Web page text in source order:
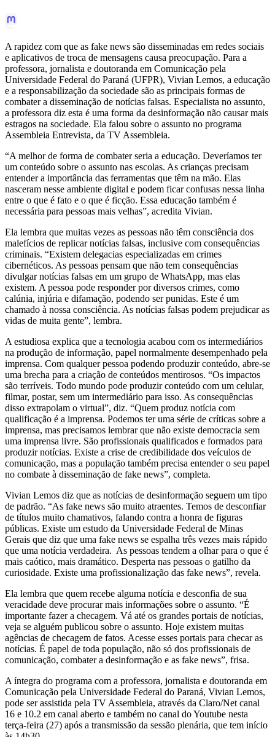
A rapidez com que as fake news são disseminadas em redes sociais
e aplicativos de troca de mensagens causa preocupação. Para a
professora, jornalista e doutoranda em Comunicação pela
Universidade Federal do Paraná (UFPR), Vivian Lemos, a educação
e a responsabilização da sociedade são as principais formas de
combater a disseminação de notícias falsas. Especialista no assunto,
a professora diz esta é uma forma da desinformação não causar mais
estragos na sociedade. Ela falou sobre o assunto no programa
Assembleia Entrevista, da TV Assembleia.
“A melhor de forma de combater seria a educação. Deveríamos ter
um conteúdo sobre o assunto nas escolas. As crianças precisam
entender a importância das ferramentas que têm na mão. Elas
nasceram nesse ambiente digital e podem ficar confusas nessa linha
entre o que é fato e o que é ficção. Essa educação também é
necessária para pessoas mais velhas”, acredita Vivian.
Ela lembra que muitas vezes as pessoas não têm consciência dos
malefícios de replicar notícias falsas, inclusive com consequências
criminais. “Existem delegacias especializadas em crimes
cibernéticos. As pessoas pensam que não tem consequências
divulgar notícias falsas em um grupo de WhatsApp, mas elas
existem. A pessoa pode responder por diversos crimes, como
calúnia, injúria e difamação, podendo ser punidas. Este é um
chamado à nossa consciência. As notícias falsas podem prejudicar as
vidas de muita gente”, lembra.
A estudiosa explica que a tecnologia acabou com os intermediários
na produção de informação, papel normalmente desempenhado pela
imprensa. Com qualquer pessoa podendo produzir conteúdo, abre-se
uma brecha para a criação de conteúdos mentirosos. “Os impactos
são terríveis. Todo mundo pode produzir conteúdo com um celular,
filmar, postar, sem um intermediário para isso. As consequências
disso extrapolam o virtual”, diz. “Quem produz notícia com
qualificação é a imprensa. Podemos ter uma série de críticas sobre a
imprensa, mas precisamos lembrar que não existe democracia sem
uma imprensa livre. São profissionais qualificados e formados para
produzir notícias. Existe a crise de credibilidade dos veículos de
comunicação, mas a população também precisa entender o seu papel
no combate à disseminação de fake news”, completa.
Vivian Lemos diz que as notícias de desinformação seguem um tipo
de padrão. “As fake news são muito atraentes. Temos de desconfiar
de títulos muito chamativos, falando contra a honra de figuras
públicas. Existe um estudo da Universidade Federal de Minas
Gerais que diz que uma fake news se espalha três vezes mais rápido
que uma notícia verdadeira. As pessoas tendem a olhar para o que é
mais caótico, mais dramático. Desperta nas pessoas o gatilho da
curiosidade. Existe uma profissionalização das fake news”, revela.
Ela lembra que quem recebe alguma notícia e desconfia de sua
veracidade deve procurar mais informações sobre o assunto. “É
importante fazer a checagem. Vá até os grandes portais de notícias,
veja se alguém publicou sobre o assunto. Hoje existem muitas
agências de checagem de fatos. Acesse esses portais para checar as
notícias. É papel de toda população, não só dos profissionais de
comunicação, combater a desinformação e as fake news”, frisa.
A íntegra do programa com a professora, jornalista e doutoranda em
Comunicação pela Universidade Federal do Paraná, Vivian Lemos,
pode ser assistida pela TV Assembleia, através da Claro/Net canal
16 e 10.2 em canal aberto e também no canal do Youtube nesta
terça-feira (27) após a transmissão da sessão plenária, que tem início